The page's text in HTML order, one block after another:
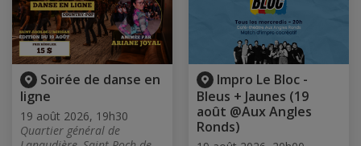
Soirée de danse en
ligne
19 août 2026, 19h30
Quartier général de
Impro Le Bloc -
Bleus + Jaunes (19
août @Aux Angles
Ronds)